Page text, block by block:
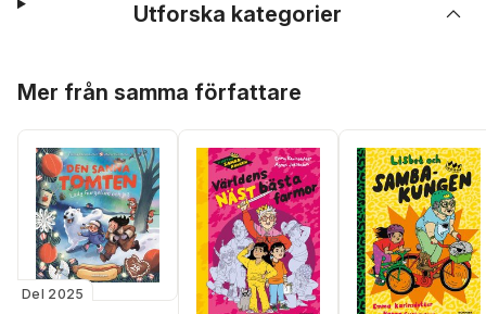
Utforska kategorier
Mer från samma författare
Del 2025